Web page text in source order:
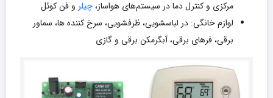
مرکزی و کنترل دما در سیستم‌های هواساز،چیلر و فن کوئل
لوازم خانگی: در لباسشویی، ظرفشویی، سرخ کننده ها، سماور
برقی، فر‌های برقی، آبگرمکن برقی و گازی